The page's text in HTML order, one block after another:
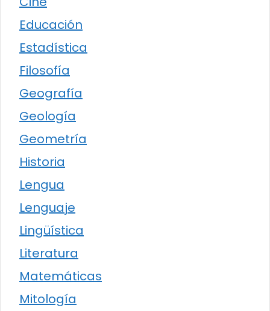
Educación
Estadística
Filosofía
Geografía
Geología
Geometría
Historia
Lengua
Lenguaje
Lingüística
Literatura
Matemáticas
Mitología